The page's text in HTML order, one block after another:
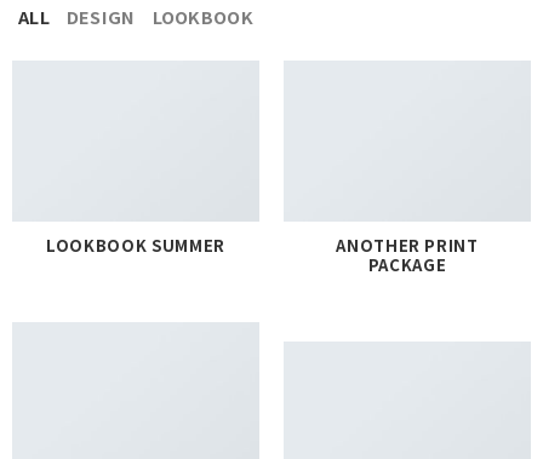
ALL DESIGN LOOKBOOK
LOOKBOOK SUMMER
ANOTHER PRINT
PACKAGE